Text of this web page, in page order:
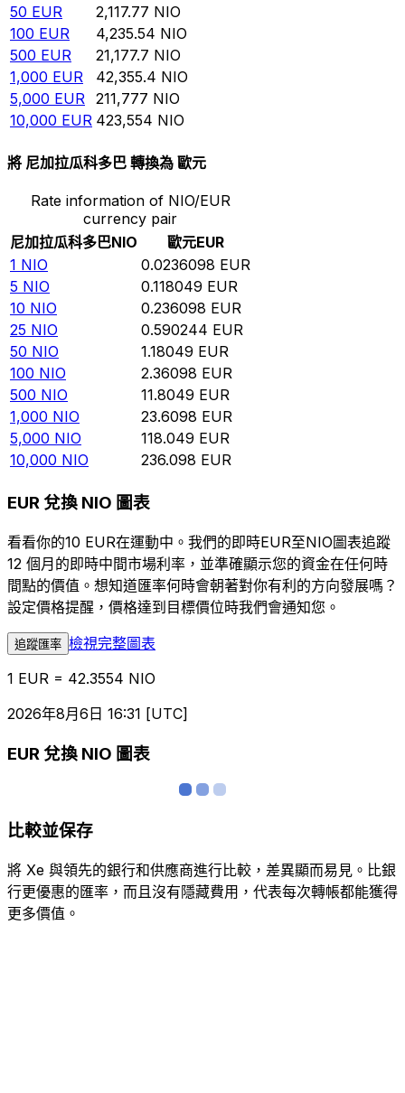
50 EUR 2,117.77 NIO
100 EUR 4,235.54 NIO
500 EUR 21,177.7 NIO
1,000 EUR 42,355.4 NIO
5,000 EUR 211,777 NIO
10,000 EUR 423,554 NIO
將 尼加拉瓜科多巴 轉換為 歐元
Rate information of NIO/EUR
currency pair
尼加拉瓜科多巴NIO 歐元EUR
1 NIO 0.0236098 EUR
5 NIO 0.118049 EUR
10 NIO 0.236098 EUR
25 NIO 0.590244 EUR
50 NIO 1.18049 EUR
100 NIO 2.36098 EUR
500 NIO 11.8049 EUR
1,000 NIO 23.6098 EUR
5,000 NIO 118.049 EUR
10,000 NIO 236.098 EUR
EUR 兌換 NIO 圖表
看看你的10 EUR在運動中。我們的即時EUR至NIO圖表追蹤
12 個月的即時中間市場利率，並準確顯示您的資金在任何時
間點的價值。想知道匯率何時會朝著對你有利的方向發展嗎？
設定價格提醒，價格達到目標價位時我們會通知您。
追蹤匯率 檢視完整圖表
1 EUR = 42.3554 NIO
2026年8月6日 16:31 [UTC]
EUR 兌換 NIO 圖表
比較並保存
將 Xe 與領先的銀行和供應商進行比較，差異顯而易見。比銀
行更優惠的匯率，而且沒有隱藏費用，代表每次轉帳都能獲得
更多價值。